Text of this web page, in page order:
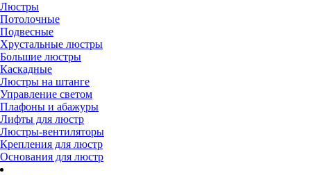
Люстры
Потолочные
Подвесные
Хрустальные люстры
Большие люстры
Каскадные
Люстры на штанге
Управление светом
Плафоны и абажуры
Лифты для люстр
Люстры-вентиляторы
Крепления для люстр
Основания для люстр